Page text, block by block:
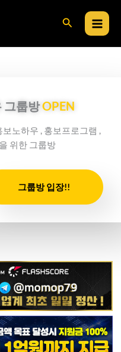
검
그룹방OPEN
노하우 , 홍보프로그램 ,
위한 그룹방
그룹방 입장!!